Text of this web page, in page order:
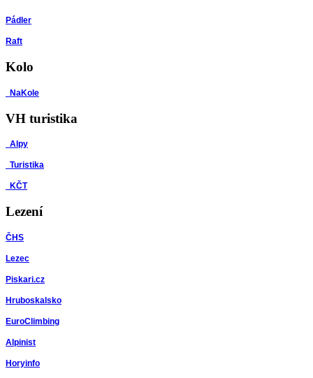
Pádler
Raft
Kolo
NaKole
VH turistika
Alpy
Turistika
KČT
Lezení
ČHS
Lezec
Piskari.cz
Hruboskalsko
EuroClimbing
Alpinist
Horyinfo